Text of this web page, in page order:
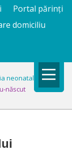
Portal părinți
domiciliu
neonatală
/
născut